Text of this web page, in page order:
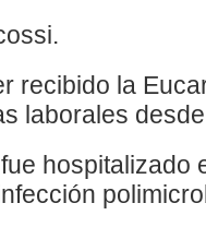
recibido la
laborales
hospitalizado